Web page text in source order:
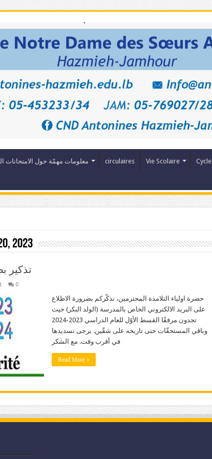
معلومات مهمّة حول الامتحانات circulaires Vie Scolaire Cycle
2023
تذكير
0
حضرة اولياء التلامذة المحترمين، نذكّركم بضرورة الاطلاع
على البريد الالكتروني الخاص بالمدرسة (الولد البكر) حيث
تجدون مرفقًا القسط الأوّل للعام الدراسي 2023-2024
وباقي المستحقّات حتى تاريخه على شقّين. يرجى تسديدها
في أقرب وقت. مع الشكر
Read More »